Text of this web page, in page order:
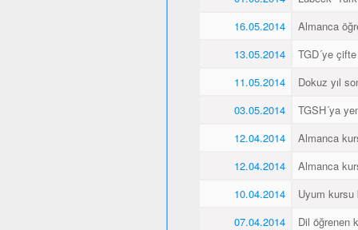
16.05.2014
Almanca
13.05.2014
TGD´ye
11.05.2014
Dokuz yıl
03.05.2014
TGSH´ya
12.04.2014
Almanca
12.04.2014
Almanca
10.04.2014
Uyum kursu
07.04.2014
Dil öğrenen